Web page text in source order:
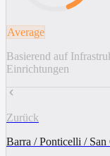
Average
Basierend auf
Einrichtungen
Zurück
Barra / Ponticelli /